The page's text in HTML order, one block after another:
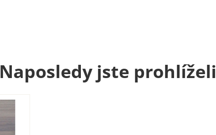
Naposledy jste prohlíželi